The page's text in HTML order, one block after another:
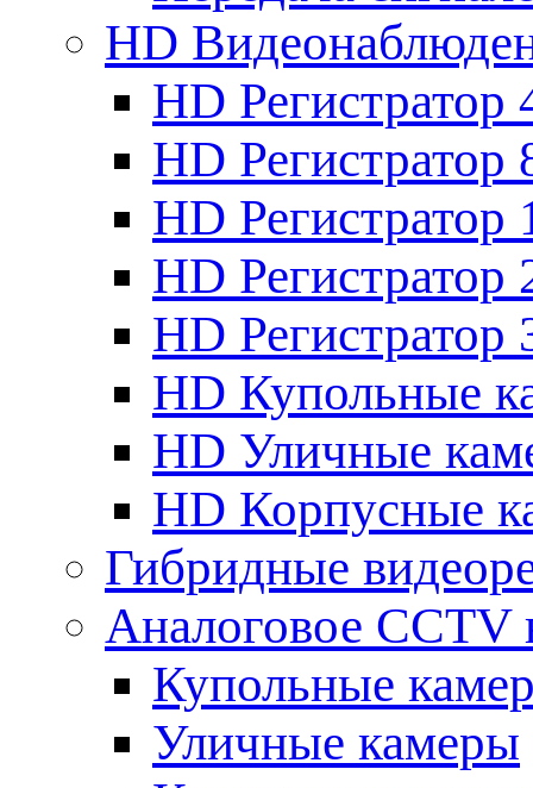
HD
HD Регистратор
HD Регистратор
HD Регистратор
HD Регистратор
HD Регистратор
HD Купольные
HD Уличные
HD Корпусные
Гибридные
Аналоговое CCTV
Купольные
Уличные камеры